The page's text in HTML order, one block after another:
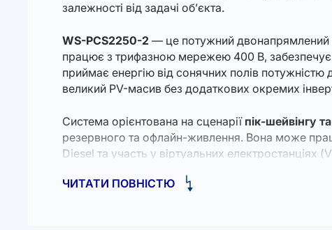
залежності від задачі об’єкта.
WS-PCS2250-2 — це потужний двонапрямлений
працює з трифазною мережею 400 В, забезпечує
приймає енергію від сонячних полів
великий PV-масив без додаткових окремих
Система орієнтована на сценарії пік-шейвінгу
резервного та офлайн-живлення. Вона може
Diesel та участь у віртуальних електростанціях
Особливу увагу приділено
ЧИТАТИ ПОВНІСТЮ